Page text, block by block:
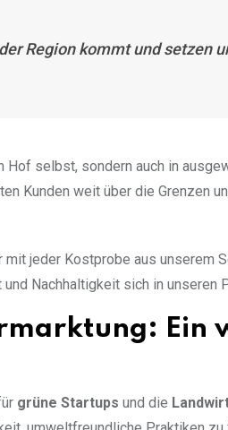
Region kommt und setzen
Hof selbst, sondern auch in
Kunden weit über die Grenzen
jeder Kostprobe aus unserem
Nachhaltigkeit sich in unseren
Ein
grüne Startups und die